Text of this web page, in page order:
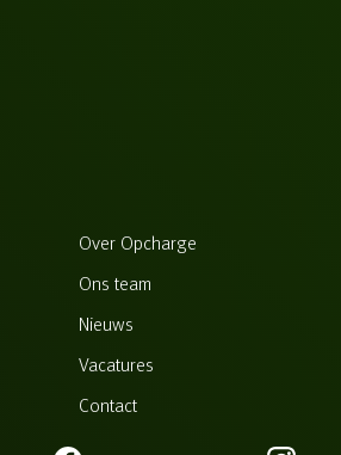
Over Opcharge
Ons team
Nieuws
Vacatures
Contact